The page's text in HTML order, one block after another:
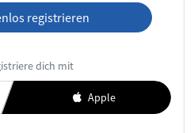
registrieren
dich mit
Apple